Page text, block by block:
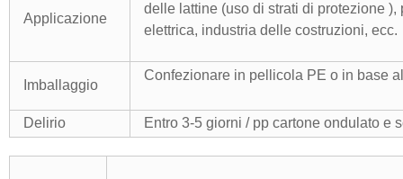
Applicazione
delle lattine (uso di strati di protezione
elettrica, industria delle costruzioni, ecc.
Imballaggio
Confezionare in pellicola PE o in base
Delirio Entro 3-5 giorni / pp cartone ondulato e